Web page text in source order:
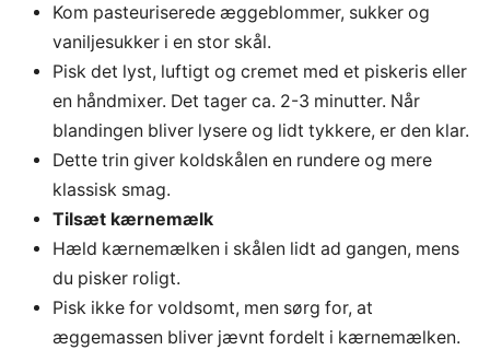
Kom pasteuriserede æggeblommer, sukker og
vaniljesukker i en stor skål.
Pisk det lyst, luftigt og cremet med et piskeris eller
en håndmixer. Det tager ca. 2-3 minutter. Når
blandingen bliver lysere og lidt tykkere, er den klar.
Dette trin giver koldskålen en rundere og mere
klassisk smag.
Tilsæt kærnemælk
Hæld kærnemælken i skålen lidt ad gangen, mens
du pisker roligt.
Pisk ikke for voldsomt, men sørg for, at
æggemassen bliver jævnt fordelt i kærnemælken.